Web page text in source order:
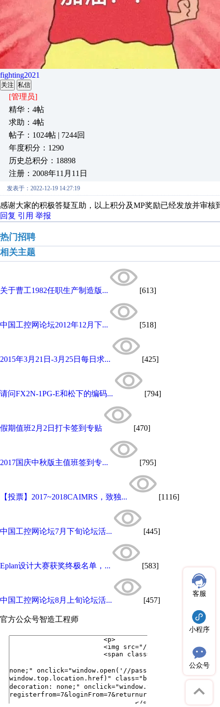
fighting2021
关注 私信
[管理员]
精华：4帖
求助：4帖
帖子：1024帖 | 7244回
年度积分：1290
历史总积分：18898
注册：2008年11月11日
发表于：2022-12-19 14:27:19
感谢大家的积极答疑互助，以上积分及MP奖励已经发放并审核
回复 引用 举报
热门招聘
相关主题
关于曹工1982任职生产制造版... [613]
中国工控网论坛2012年12月下... [518]
2015年3月21日-3月25日每日求... [425]
请问FX2N-1PG-E和松下的编码... [794]
假期值班2月2日打卡签到专贴 [470]
2017国庆中秋版主值班签到专... [795]
【投票】2017~2018CAIMRS，致独... [1116]
中国工控网论坛7月下旬论坛活... [445]
Eplan设计大赛获奖终极名单，... [583]
中国工控网论坛8月上旬论坛活... [457]
官方公众号智造工程师
客服
小程序
公众号